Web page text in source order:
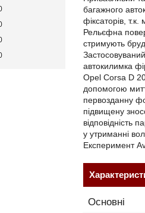
багажного
фіксаторів,
Рельєфна
стримують
автокилимка
Opel Corsa D
допомогою
первозданну
підвищену
відповідність
у утриманні
Експеримент
Основні